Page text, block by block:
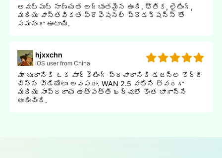
అవుట్పుట్ నాణ్యత అద్భుతమైన ఉంది. భౌతిక, లైటింగ్,
మరియు వాస్తవికత ప్రొఫెషనల్ ప్రొడక్షన్స్ తో
సమానంగా ఉంటాయి.
hjxxchn
iOS user from China
మా బృందానికి ఒక మార్కెటింగ్ ప్రచారానికి డజన్ల కొద్దీ
చిన్న వీడియోలు అవసరం. WAN 2.5 వాటిని త్వరగా
మరియు సాంప్రదాయ ఉత్పత్తి ఖర్చులో కొంత భాగాన్ని
అందించింది.